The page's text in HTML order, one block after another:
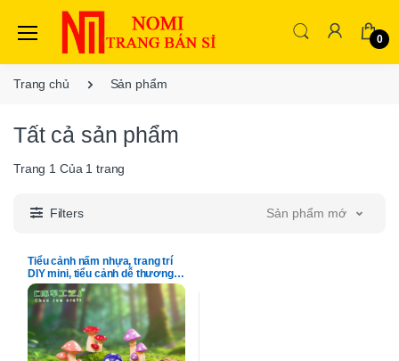
0
Trang chủ Sản phẩm
Tất cả sản phẩm
Trang 1 Của 1 trang
Filters Sản phẩm mới nhất
Tiểu cảnh nấm nhựa, trang trí
DIY mini, tiểu cảnh dễ thương
(ZC-8)